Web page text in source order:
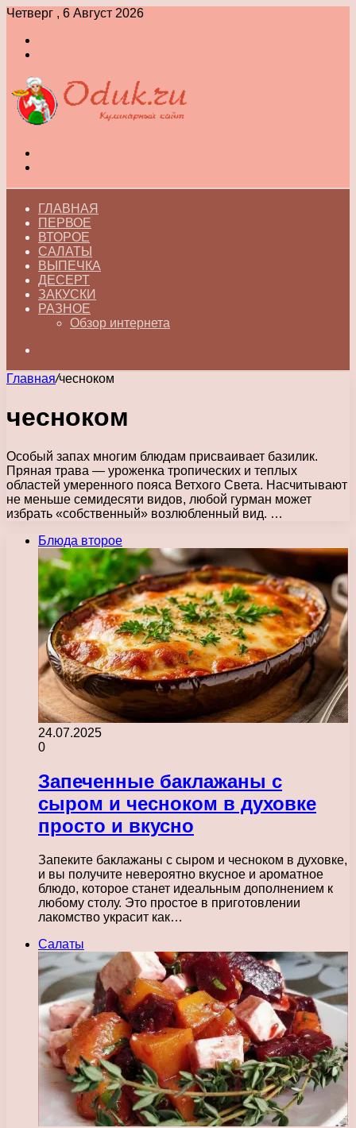
Четверг , 6 Август 2026
ГЛАВНАЯ
ПЕРВОЕ
ВТОРОЕ
САЛАТЫ
ВЫПЕЧКА
ДЕСЕРТ
ЗАКУСКИ
РАЗНОЕ
Обзор интернета
Главная/чесноком
чесноком
Особый запах многим блюдам присваивает базилик.
Пряная трава — уроженка тропических и теплых
областей умеренного пояса Ветхого Света. Насчитывают
не меньше семидесяти видов, любой гурман может
избрать «собственный» возлюбленный вид. …
Блюда второе
24.07.2025
0
Запеченные баклажаны с
сыром и чесноком в духовке
просто и вкусно
Запеките баклажаны с сыром и чесноком в духовке,
и вы получите невероятно вкусное и ароматное
блюдо, которое станет идеальным дополнением к
любому столу. Это простое в приготовлении
лакомство украсит как…
Салаты